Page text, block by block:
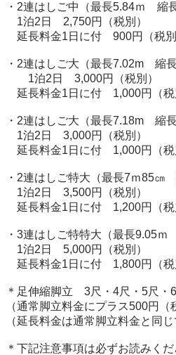
・2連はしご中（最長5.84ｍ　縮
1泊2日　2,750円（税別）
延長料金1日に付　900円（税別
・2連はしご大（最長7.02m　縮長
1泊2日　3,000円（税別）
延長料金1日に付　1,000円（税
・2連はしご大（最長7.18m　縮
1泊2日　3,000円（税別）
延長料金1日に付　1,000円（税
・2連はしご特大（最長7ｍ85㎝
1泊2日　3,500円（税別）
延長料金1日に付　1,200円（税
・3連はしご特特大（最長9.05ｍ
1泊2日　5,000円（税別）
延長料金1日に付　1,800円（税
＊足伸縮脚立　3尺・4尺・5尺・
（通常脚立料金にプラス500円（
（延長料金は通常脚立料金と同じ
＊下記注意事項は必ずお読みくだ